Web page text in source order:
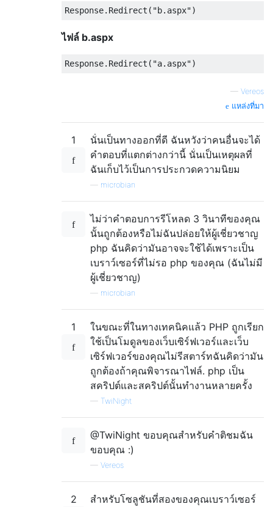
ไฟล์ b.aspx
— Vereos
แหล่งที่มา
1
นั่นเป็นทางออกที่ดี ฉันหวังว่าคนอื่นจะได้
คำตอบที่แตกต่างกว่านี้ นั่นเป็นเหตุผลที่
ฉันเก็บไว้เป็นการประกวดความนิยม
microbian
ไม่ว่าคำตอบการรีโหลด 3 วินาทีของคุณ
นั้นถูกต้องหรือไม่ฉันปล่อยให้ผู้เชี่ยวชาญ
php ฉันคิดว่ามันอาจจะใช้ได้เพราะเป็น
เบราว์เซอร์ที่ไม่รอ php ของคุณ (ฉันไม่มี
ผู้เชี่ยวชาญ)
microbian
1
ในขณะที่ในทางเทคนิคแล้ว PHP ถูกเรียก
ใช้เป็นโมดูลของเว็บเซิร์ฟเวอร์และเว็บ
เซิร์ฟเวอร์ของคุณไม่รีสตาร์ทฉันคิดว่ามัน
ถูกต้องถ้าคุณพิจารณาไฟล์. php เป็น
สคริปต์และสคริปต์นั้นทำงานหลายครั้ง
— TwiNight
@TwiNight ขอบคุณสำหรับคำติชมฉัน
ขอบคุณ :)
— Vereos
2
สำหรับโซลูชันที่สองของคุณเบราว์เซอร์